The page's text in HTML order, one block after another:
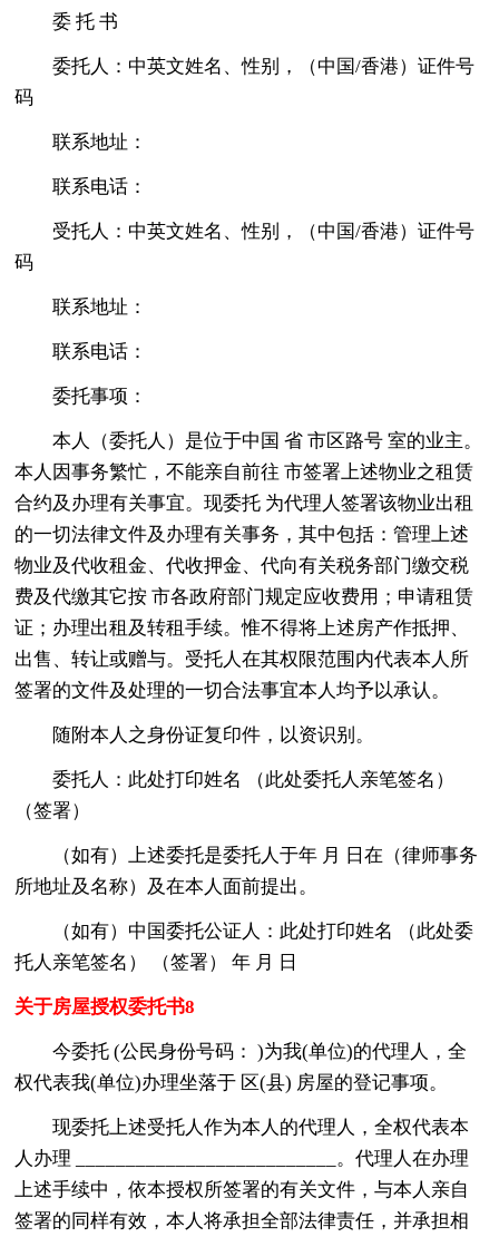
委 托 书
委托人：中英文姓名、性别，（中国/香港）证件号
码
联系地址：
联系电话：
受托人：中英文姓名、性别，（中国/香港）证件号
码
联系地址：
联系电话：
委托事项：
本人（委托人）是位于中国 省 市区路号 室的业主。
本人因事务繁忙，不能亲自前往 市签署上述物业之租赁
合约及办理有关事宜。现委托 为代理人签署该物业出租
的一切法律文件及办理有关事务，其中包括：管理上述
物业及代收租金、代收押金、代向有关税务部门缴交税
费及代缴其它按 市各政府部门规定应收费用；申请租赁
证；办理出租及转租手续。惟不得将上述房产作抵押、
出售、转让或赠与。受托人在其权限范围内代表本人所
签署的文件及处理的一切合法事宜本人均予以承认。
随附本人之身份证复印件，以资识别。
委托人：此处打印姓名 （此处委托人亲笔签名）
（签署）
（如有）上述委托是委托人于年 月 日在（律师事务
所地址及名称）及在本人面前提出。
（如有）中国委托公证人：此处打印姓名 （此处委
托人亲笔签名） （签署） 年 月 日
关于房屋授权委托书8
今委托 (公民身份号码： )为我(单位)的代理人，全
权代表我(单位)办理坐落于 区(县) 房屋的登记事项。
现委托上述受托人作为本人的代理人，全权代表本
人办理 __________________________。代理人在办理
上述手续中，依本授权所签署的有关文件，与本人亲自
签署的同样有效，本人将承担全部法律责任，并承担相